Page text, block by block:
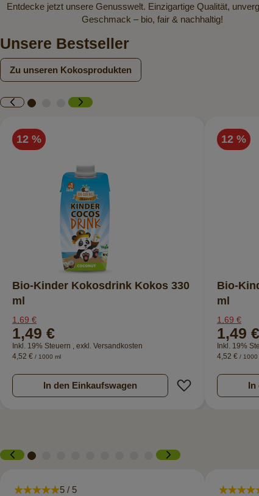
Entdecke jetzt unsere Genusswelt. Einzigartige Qualität,
Geschmack – bio, fair & nachhaltig!
Unsere Bestseller
Zu unseren Kokosprodukten
12 %
Bio-Kinder Kokosdrink Kokos 330
ml
1,69 €
1,49 €
Inkl. 19% Steuern exkl. Versandkosten
4,52 € / 1000 ml
In den Einkaufswagen Zur
12 %
Bio-
ml
1,69 €
1,49 €
Inkl. 19%
4,52 € / 1000
In
5 / 5